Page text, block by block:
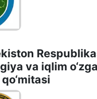
va iqlim